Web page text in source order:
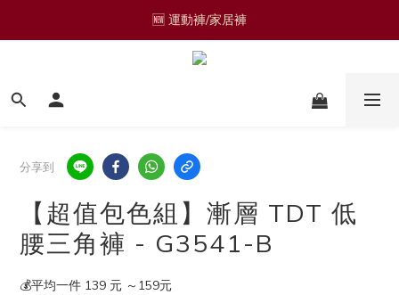
🆕 運動褲/家居褲
🎁熱轉印材質獨家設計圖樣 🎁
🟩零碼品🟩
分享到
【超值包色組】漸層 TDT 低
腰三角褲 - G3541-B
💰平均一件 139 元 ～159元